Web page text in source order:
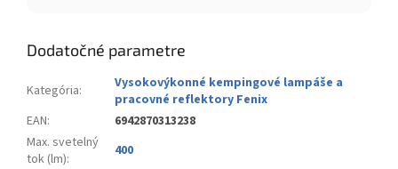
Dodatočné parametre
Kategória:
Vysokovýkonné kempingové lampáše a
pracovné reflektory Fenix
EAN:
6942870313238
Max. svetelný
tok (lm):
400